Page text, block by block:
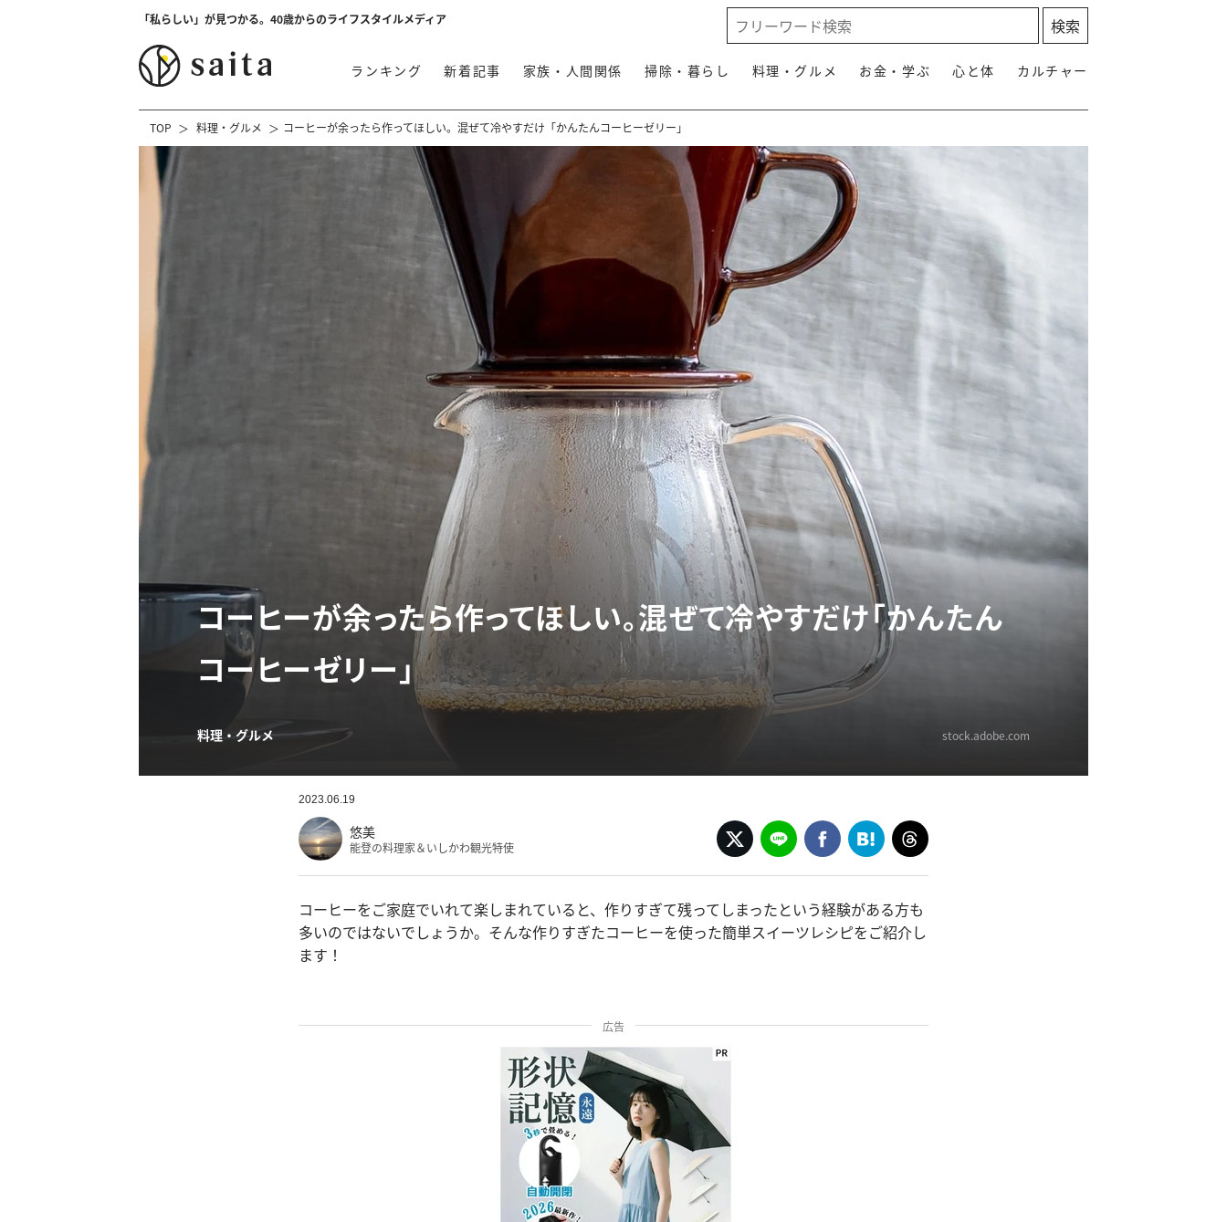
「私らしい」が見つかる。40歳からのライフスタイルメディア
ランキング 新着記事 家族・人間関係 掃除・暮らし 料理・グルメ お金・学ぶ 心と体 カルチャー
TOP 料理・グルメ コーヒーが余ったら作ってほしい。混ぜて冷やすだけ「かんたんコーヒーゼリー」
コーヒーが余ったら作ってほしい。混ぜて冷やすだけ「かんたん
コーヒーゼリー」
料理・グルメ stock.adobe.com
2023.06.19
悠美
能登の料理家＆いしかわ観光特使
コーヒーをご家庭でいれて楽しまれていると、作りすぎて残ってしまったという経験がある方も
多いのではないでしょうか。そんな作りすぎたコーヒーを使った簡単スイーツレシピをご紹介し
ます！
広告